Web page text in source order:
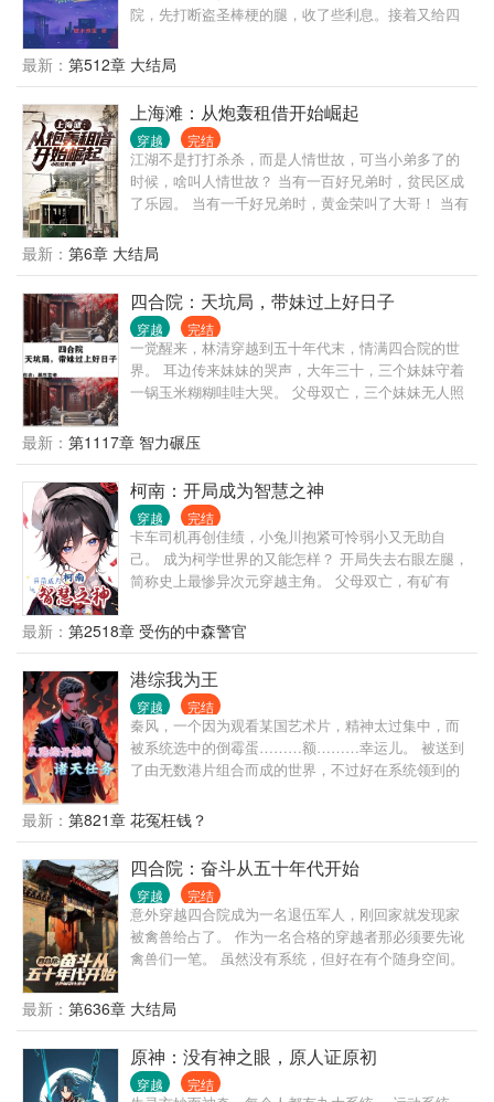
院，先打断盗圣棒梗的腿，收了些利息。接着又给四
不让你舒服。我不舒服了，你们也别想开心。在这四
合院世界里，我阎解旷想怎么样就怎么样！
最新： 第512章 大结局
上海滩：从炮轰租借开始崛起
穿越 完结
江湖不是打打杀杀，而是人情世故，可当小弟多了的
时候，啥叫人情世故？ 当有一百好兄弟时，贫民区成
了乐园。 当有一千好兄弟时，黄金荣叫了大哥！ 当有
时，聂力说：江湖草莽，亦有血气！ 一寸山河一寸
金，十万青年十万军！ 兄弟们，给我上！ 简介无力，
移步正文，如有雷同，纯属巧合。
最新： 第6章 大结局
四合院：天坑局，带妹过上好日子
穿越 完结
一觉醒来，林清穿越到五十年代末，情满四合院的世
界。 耳边传来妹妹的哭声，大年三十，三个妹妹守着
一锅玉米糊糊哇哇大哭。 父母双亡，三个妹妹无人照
弃。 随着时间的推移，林清家的日子越过越好。 贾张
氏：“丧天良的东西，日子过好了也不知道接济我们
家。” 易中海：“不是身患重病快死了么，怎么越活越
有精神头？” 秦淮茹：“早知道和林清搞好关系占点便
宜的，大意了！” 刘海中：“什么，他当领导了？他凭
什么当领导！” …… 在这个特殊复杂的年代，林清只
想带好妹妹，过好自己的生活。 至于一众“团结友爱”
的邻居，只不过是生活的调剂品。
最新： 第1117章 智力碾压
柯南：开局成为智慧之神
穿越 完结
卡车司机再创佳绩，小兔川抱紧可怜弱小又无助自
己。 成为柯学世界的又能怎样？ 开局失去右眼左腿，
简称史上最惨异次元穿越主角。 父母双亡，有矿有
嗯？！好、像、有、点、不、对？ 兔川：没事，问题
不大。 目前生活在工藤家，优作舅舅，有希子舅妈，
还有新一哥，不对，是柯南小弟弟。 优作：我可怜的
娃，算了，活着就行。 柯南：我可怜弱小的弟弟，算
了，活着就好。 酒厂：我可怜弱小又无助的小少爷，
算了，活着就行。 兔川：咱能不能有点追求，比如，
平安喜乐就行( ????o???? ) 唉，生活不易，兔川叹气
兔川一二三，15岁，身高159.5，现役高中生，就读帝
士末裔，酒厂小少爷，柯南小表弟…… （柯南世界主
体，目前综了一点点的虚构推理+金田一+夏目+食戟
+刀剑乱舞+文野+……）
最新： 第2518章 受伤的中森警官
港综我为王
穿越 完结
秦风，一个因为观看某国艺术片，精神太过集中，而
被系统选中的倒霉蛋………额………幸运儿。 被送到
了由无数港片组合而成的世界，不过好在系统领到的
了完成系统任务，他主动成为马军（杀破狼男主角）
的线人，他靠着脑海里残存的剧情记忆，他征服一个
个挡在前方的敌人，终于站在了港岛之巅。 港岛乱不
乱，疯哥说的算。
最新： 第821章 花冤枉钱？
四合院：奋斗从五十年代开始
穿越 完结
意外穿越四合院成为一名退伍军人，刚回家就发现家
被禽兽给占了。 作为一名合格的穿越者那必须要先讹
禽兽们一笔。 虽然没有系统，但好在有个随身空间。
界终会有自己的一席之地。
最新： 第636章 大结局
原神：没有神之眼，原人证原初
穿越 完结